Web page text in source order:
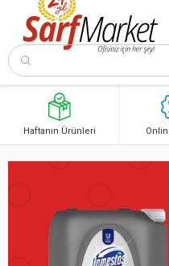
5000 TL ve Üzeri
ve Trakya
Haftanın Ürünleri